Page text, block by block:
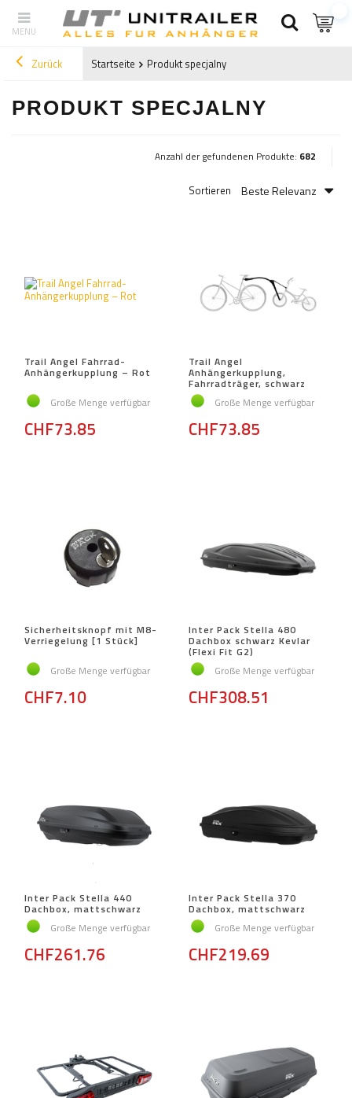
Zurück Startseite Produkt specjalny
PRODUKT SPECJALNY
Anzahl der gefundenen Produkte: 682
Sortieren Beste Relevanz
Trail Angel Fahrrad-
Anhängerkupplung – Rot
Große Menge verfügbar
CHF73.85
Trail Angel
Anhängerkupplung,
Fahrradträger, schwarz
Große Menge verfügbar
CHF73.85
Sicherheitsknopf mit M8-
Verriegelung [1 Stück]
Große Menge verfügbar
CHF7.10
Inter Pack Stella 480
Dachbox schwarz Kevlar
(Flexi Fit G2)
Große Menge verfügbar
CHF308.51
Inter Pack Stella 440
Dachbox, mattschwarz
Große Menge verfügbar
CHF261.76
Inter Pack Stella 370
Dachbox, mattschwarz
Große Menge verfügbar
CHF219.69